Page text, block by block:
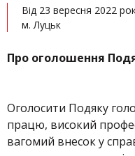
Від 23 вересня 2022
м. Луцьк
Про оголошення
Оголосити Подяку
працю, високий
вагомий внесок у